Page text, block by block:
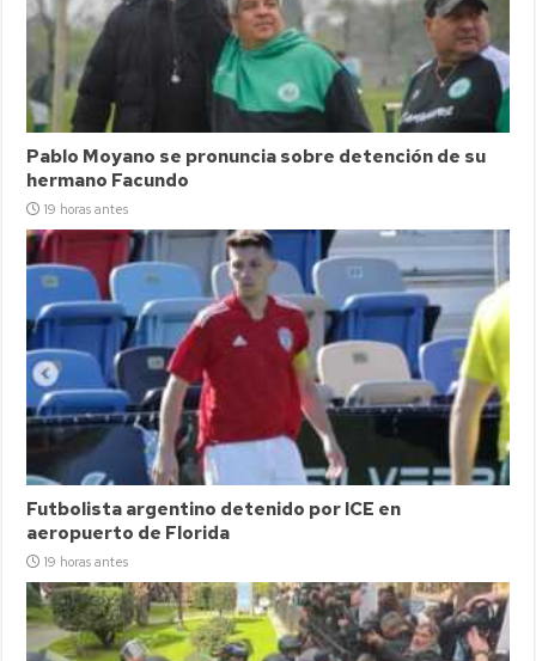
Pablo Moyano se pronuncia sobre detención de su
hermano Facundo
19 horas antes
Futbolista argentino detenido por ICE en
aeropuerto de Florida
19 horas antes